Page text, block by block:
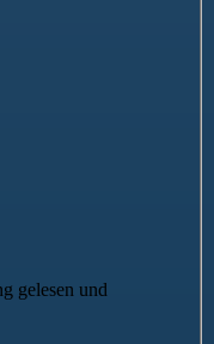
gelesen und